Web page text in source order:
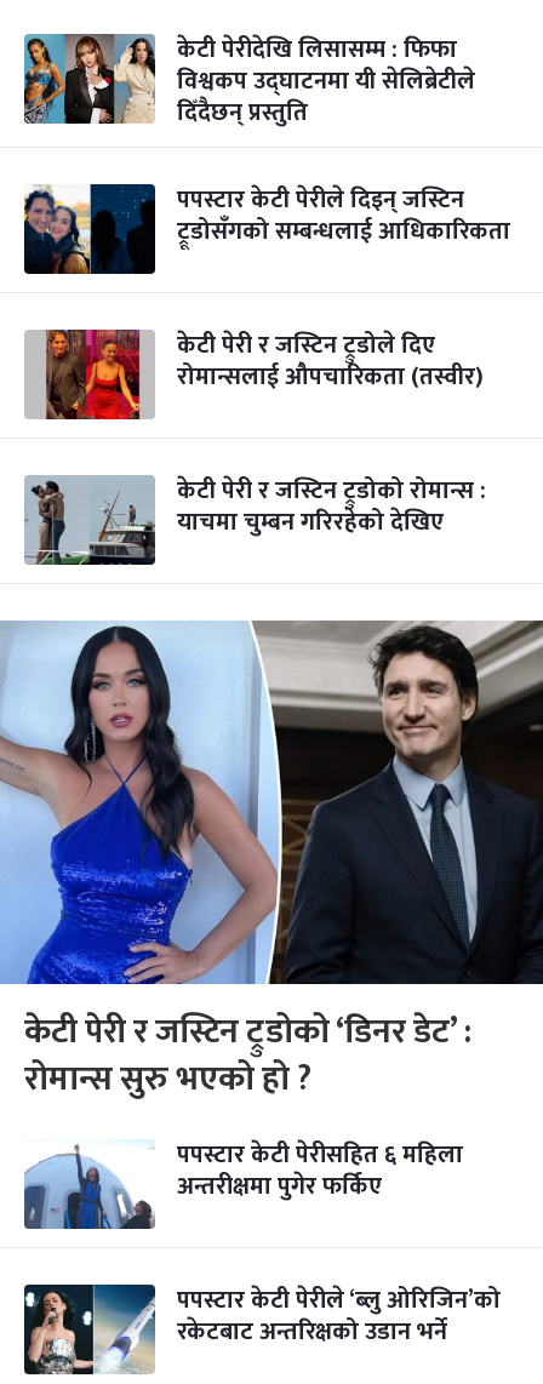
केटी पेरीदेखि लिसासम्म : फिफा
विश्वकप उद्घाटनमा यी सेलिब्रेटीले
दिँदैछन् प्रस्तुति
पपस्टार केटी पेरीले दिइन् जस्टिन
ट्रूडोसँगको सम्बन्धलाई आधिकारिकता
केटी पेरी र जस्टिन ट्रुडोले दिए
रोमान्सलाई औपचारिकता (तस्वीर)
केटी पेरी र जस्टिन ट्रुडोको रोमान्स :
याचमा चुम्बन गरिरहेको देखिए
केटी पेरी र जस्टिन ट्रुडोको ‘डिनर डेट’ :
रोमान्स सुरु भएको हो ?
पपस्टार केटी पेरीसहित ६ महिला
अन्तरीक्षमा पुगेर फर्किए
पपस्टार केटी पेरीले ‘ब्लु ओरिजिन’को
रकेटबाट अन्तरिक्षको उडान भर्ने